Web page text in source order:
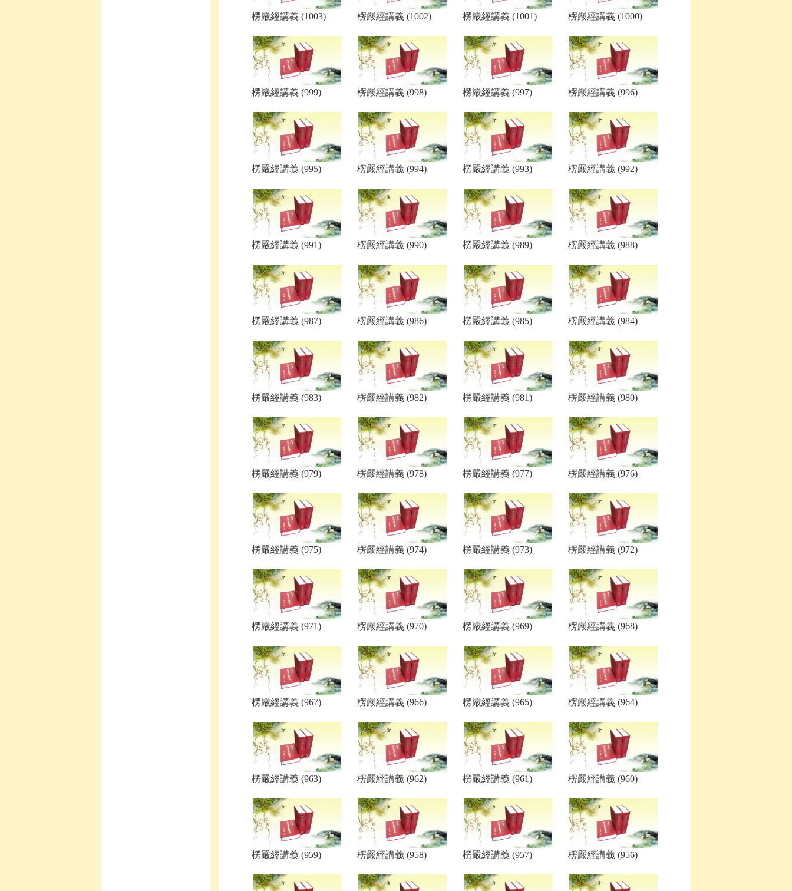
楞嚴經講義 (1003) 楞嚴經講義 (1002) 楞嚴經講義 (1001) 楞嚴經講義 (1000)
楞嚴經講義 (999) 楞嚴經講義 (998) 楞嚴經講義 (997) 楞嚴經講義 (996)
楞嚴經講義 (995) 楞嚴經講義 (994) 楞嚴經講義 (993) 楞嚴經講義 (992)
楞嚴經講義 (991) 楞嚴經講義 (990) 楞嚴經講義 (989) 楞嚴經講義 (988)
楞嚴經講義 (987) 楞嚴經講義 (986) 楞嚴經講義 (985) 楞嚴經講義 (984)
楞嚴經講義 (983) 楞嚴經講義 (982) 楞嚴經講義 (981) 楞嚴經講義 (980)
楞嚴經講義 (979) 楞嚴經講義 (978) 楞嚴經講義 (977) 楞嚴經講義 (976)
楞嚴經講義 (975) 楞嚴經講義 (974) 楞嚴經講義 (973) 楞嚴經講義 (972)
楞嚴經講義 (971) 楞嚴經講義 (970) 楞嚴經講義 (969) 楞嚴經講義 (968)
楞嚴經講義 (967) 楞嚴經講義 (966) 楞嚴經講義 (965) 楞嚴經講義 (964)
楞嚴經講義 (963) 楞嚴經講義 (962) 楞嚴經講義 (961) 楞嚴經講義 (960)
楞嚴經講義 (959) 楞嚴經講義 (958) 楞嚴經講義 (957) 楞嚴經講義 (956)